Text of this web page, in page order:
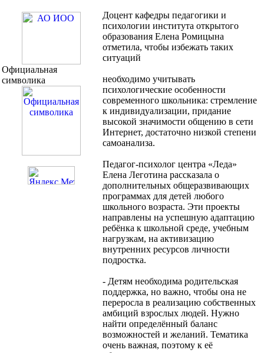
Официальная
символика
Доцент кафедры педагогики и
психологии института открытого
образования Елена Ромицына
отметила, чтобы избежать таких
ситуаций
необходимо учитывать
психологические особенности
современного школьника: стремление
к индивидуализации, придание
высокой значимости общению в сети
Интернет, достаточно низкой степени
самоанализа.
Педагог-психолог центра «Леда»
Елена Леготина рассказала о
дополнительных общеразвивающих
программах для детей любого
школьного возраста. Эти проекты
направлены на успешную адаптацию
ребёнка к школьной среде, учебным
нагрузкам, на активизацию
внутренних ресурсов личности
подростка.
- Детям необходима родительская
поддержка, но важно, чтобы она не
переросла в реализацию собственных
амбиций взрослых людей. Нужно
найти определённый баланс
возможностей и желаний. Тематика
очень важная, поэтому к её